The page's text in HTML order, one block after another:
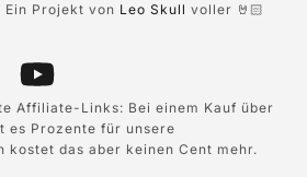
Ein Projekt von Leo Skull voller 🤘🏻
Affiliate-Links: Bei einem Kauf über
es Prozente für unsere
kostet das aber keinen Cent mehr.